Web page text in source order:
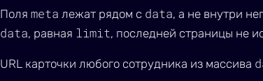
Поля meta лежат рядом с data, а не внутри
data, равная limit, последней страницы не
URL карточки любого сотрудника из массива